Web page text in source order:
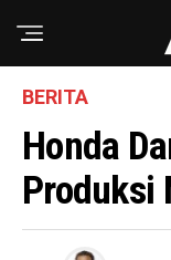
BERITA
Honda
Produksi